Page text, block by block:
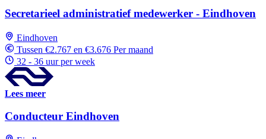
Secretarieel administratief medewerker - Eindhoven
Eindhoven
Tussen €2.767 en €3.676 Per maand
32 - 36 uur per week
Lees meer
Conducteur Eindhoven